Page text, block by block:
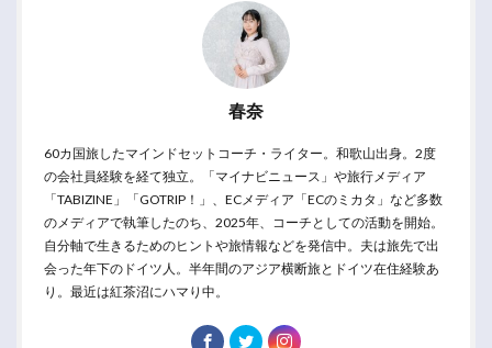
春奈
60カ国旅したマインドセットコーチ・ライター。和歌山出身。2度
の会社員経験を経て独立。「マイナビニュース」や旅行メディア
「TABIZINE」「GOTRIP！」、ECメディア「ECのミカタ」など多数
のメディアで執筆したのち、2025年、コーチとしての活動を開始。
自分軸で生きるためのヒントや旅情報などを発信中。夫は旅先で出
会った年下のドイツ人。半年間のアジア横断旅とドイツ在住経験あ
り。最近は紅茶沼にハマり中。